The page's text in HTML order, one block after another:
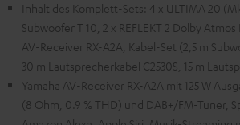
Inhalt des Komplett-Sets: 4 x ULTIMA 20
Subwoofer T 10, 2 x REFLEKT 2 Dolby
AV-Receiver RX-A2A, Kabel-Set (2,5 m
30 m Lautsprecherkabel C2530S, 15 m
Yamaha AV-Receiver RX-A2A mit 125 W
(8 Ohm, 0.9 % THD) und DAB+/FM-Tuner,